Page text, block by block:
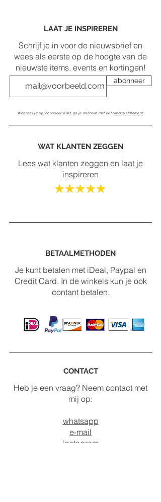
LAAT JE INSPIREREN
Schrijf je in voor de nieuwsbrief en
wees als eerste op de hoogte van de
nieuwste items, events en kortingen!
WAT KLANTEN ZEGGEN
Lees wat klanten zeggen en laat je
inspireren
BETAALMETHODEN
Je kunt betalen met iDeal, Paypal en
Credit Card. In de winkels kun je ook
contant betalen.
CONTACT
Heb je een vraag? Neem contact met
mij op:
whatsapp
e-mail
instagram
abonneer
Wanneer je op 'abonneer' klikt, ga je akkoord met het privacy statement